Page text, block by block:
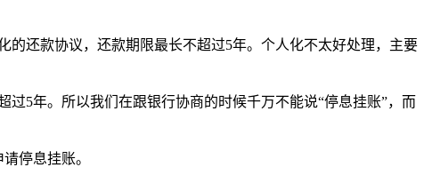
还款协议，还款期限最长不超过5年。个人化不太好处理，主要
5年。所以我们在跟银行协商的时候千万不能说“停息挂账”，而
停息挂账。